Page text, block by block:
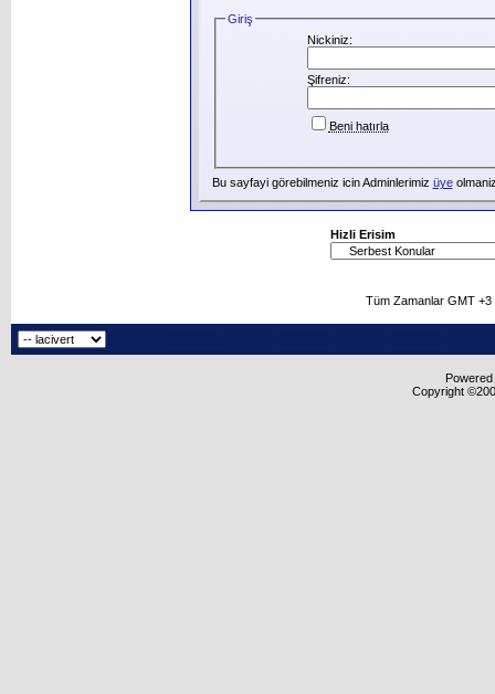
Giriş
Nickiniz:
Şifreniz:
Beni hatırla
Bu sayfayi görebilmeniz icin Adminlerimiz üye
Hizli Erisim
Tüm Zamanlar GMT
Copyright